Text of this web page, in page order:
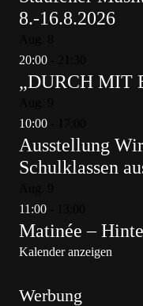
8.-16.8.2026
20:00
„DURCH MIT
10:00
Ausstellung
Schulklassen
11:00
Matinée –
Kalender anzeigen
Werbung